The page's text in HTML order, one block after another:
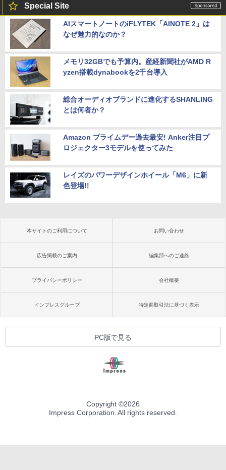
Special Site
AIスマートノートのiFLYTEK「AINOTE 2」は
なぜ魅力的なのか？
メモリ32GBでも予算内。産経新聞社がAMD R
yzen搭載dynabookを2千台導入
総合オーディオブランドに進化するSHANLING
とは何者か？
Amazon プライムデー過去最安! Anker注目プ
ロジェクター3モデルを使ってみた
レイズのパワーデザインホイール「M6」に新
色登場!!
本サイトのご利用について お問い合わせ
広告掲載のご案内 編集部へのご連絡
プライバシーポリシー 会社概要
インプレスグループ 特定商取引法に基づく表示
PC版で見る
Copyright ©2026
Impress Corporation. All rights reserved.